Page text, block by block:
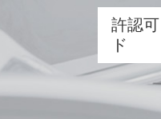
助成
無限
株式
新規
許認
ド
不動
建設